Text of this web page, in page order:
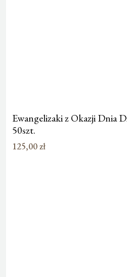
Ewangelizaki z Okazji Dnia
50szt.
125,00zł